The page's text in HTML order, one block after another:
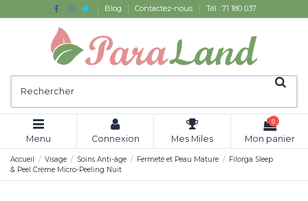
Blog Contactez-nous Tél : 71 180 037
Menu Connexion Mes Miles
0
Mon panier
Accueil Visage Soins Anti-âge Fermeté et Peau Mature
Filorga Sleep
& Peel Crème Micro-Peeling Nuit